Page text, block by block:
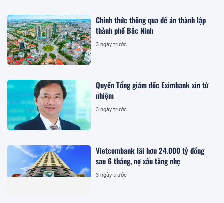
Chính thức thông qua đề án thành lập
thành phố Bắc Ninh
3 ngày trước
Quyền Tổng giám đốc Eximbank xin từ
nhiệm
3 ngày trước
Vietcombank lãi hơn 24.000 tỷ đồng
sau 6 tháng, nợ xấu tăng nhẹ
3 ngày trước